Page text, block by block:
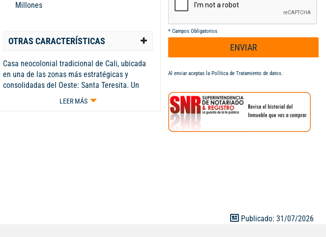
Millones
OTRAS CARACTERÍSTICAS
Casa neocolonial tradicional de Cali, ubicada
en una de las zonas más estratégicas y
consolidadas del Oeste: Santa Teresita. Un
inmueble con carácter arquitectónico y
proporciones generosas. Excelente vitrina
LEER MÁS
* Campos Obligatorios
ENVIAR
Al enviar aceptas la Política de Tratamiento de datos.
Publicado: 31/07/2026